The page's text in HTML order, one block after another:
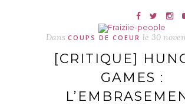
Dans COUPS DE COEUR le 30
[CRITIQUE]
GAMES :